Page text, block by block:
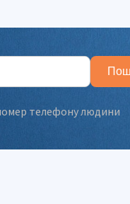
телефону людини